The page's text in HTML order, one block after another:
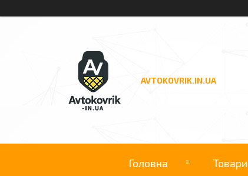
AVTOKOVRIK.IN.UA
Головна Товари